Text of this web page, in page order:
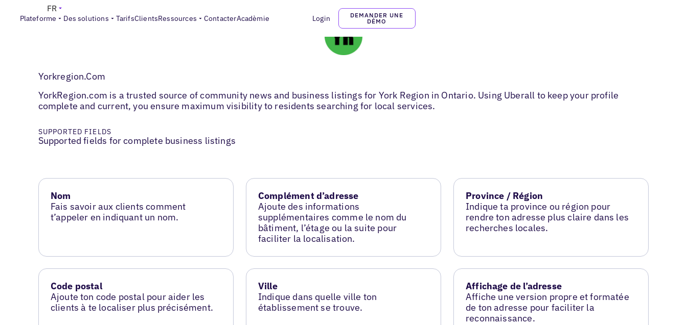
Plateforme Des solutions TarifsClientsRessources ContacterAcadèmie Login
DEMANDER UNE
DÉMO
FR
Yorkregion.Com
YorkRegion.com is a trusted source of community news and business listings for York Region in Ontario. Using Uberall to keep your profile
complete and current, you ensure maximum visibility to residents searching for local services.
SUPPORTED FIELDS
Supported fields for complete business listings
Nom
Fais savoir aux clients comment
t’appeler en indiquant un nom.
Complément d’adresse
Ajoute des informations
supplémentaires comme le nom du
bâtiment, l’étage ou la suite pour
faciliter la localisation.
Province / Région
Indique ta province ou région pour
rendre ton adresse plus claire dans les
recherches locales.
Code postal
Ajoute ton code postal pour aider les
clients à te localiser plus précisément.
Ville
Indique dans quelle ville ton
établissement se trouve.
Affichage de l’adresse
Affiche une version propre et formatée
de ton adresse pour faciliter la
reconnaissance.